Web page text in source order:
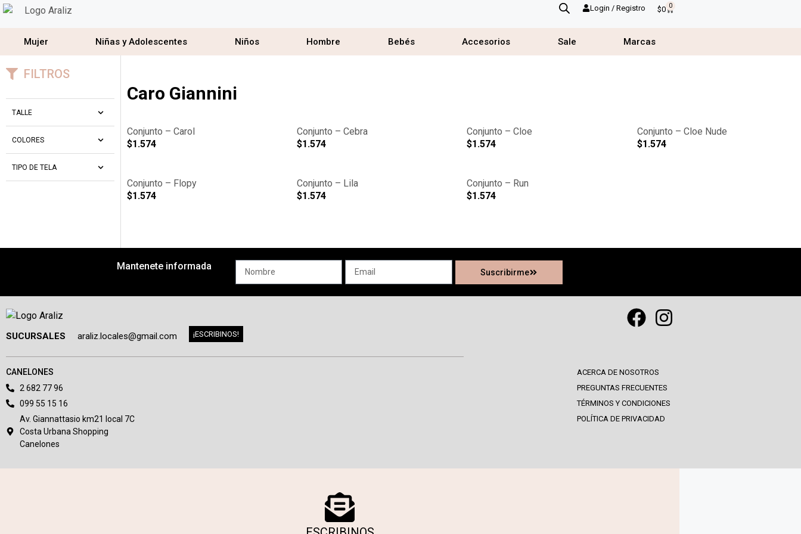
Login / Registro $0 0
Mujer Niñas y Adolescentes Niños Hombre Bebés Accesorios Sale Marcas
FILTROS
TALLE
COLORES
TIPO DE TELA
Caro Giannini
Conjunto – Carol
$1.574
Conjunto – Cebra
$1.574
Conjunto – Cloe
$1.574
Conjunto – Cloe Nude
$1.574
Conjunto – Flopy
$1.574
Conjunto – Lila
$1.574
Conjunto – Run
$1.574
Mantenete informada
Suscribirme
SUCURSALES araliz.locales@gmail.com ¡ESCRIBINOS!
CANELONES
2 682 77 96
099 55 15 16
Av. Giannattasio km21 local 7C
Costa Urbana Shopping
Canelones
ACERCA DE NOSOTROS
PREGUNTAS FRECUENTES
TÉRMINOS Y CONDICIONES
POLÍTICA DE PRIVACIDAD